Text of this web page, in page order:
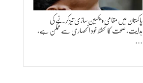
پاکستان میں مقامی ویکسین سازی تیز کرنے کی
ہدایت، صحت کا تحفظ خود انحصاری سے ممکن ہے،